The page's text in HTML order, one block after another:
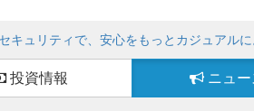
ュリティで、安心をもっとカジュアルに
投資情報 ニュー